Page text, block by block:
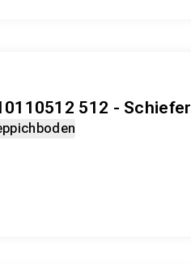
512 - Schiefer